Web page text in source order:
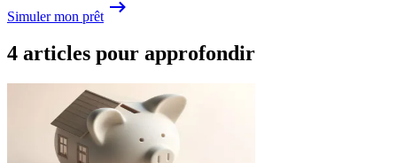
Simuler mon prêt
4 articles pour approfondir